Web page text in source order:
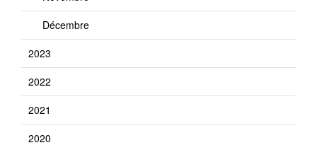
Décembre
2023
2022
2021
2020